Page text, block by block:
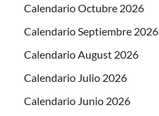
Calendario Octubre 2026
Calendario Septiembre 2026
Calendario August 2026
Calendario Julio 2026
Calendario Junio 2026